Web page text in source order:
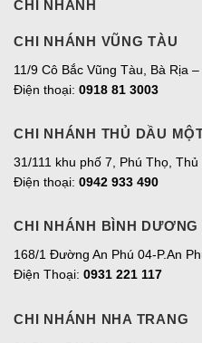
CHI NHÁNH
CHI NHÁNH VŨNG TÀU
11/9 Cô Bắc Vũng Tàu, Bà Rịa
Điện thoại: 0918 81 3003
CHI NHÁNH THỦ DẦU
31/111 khu phố 7, Phú Thọ,
Điện thoại: 0942 933 490
CHI NHÁNH BÌNH DƯƠNG
168/1 Đường An Phú 04-P.An
Điện Thoại: 0931 221 117
CHI NHÁNH NHA TRANG